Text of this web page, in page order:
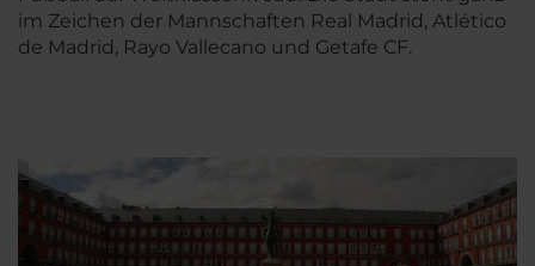
im Zeichen der Mannschaften Real Madrid, Atlético
de Madrid, Rayo Vallecano und Getafe CF.